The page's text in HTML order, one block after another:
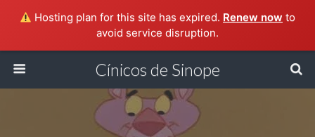
Hosting plan for this site has expired. Renew now to
avoid service disruption.
Cínicos de Sinope